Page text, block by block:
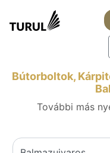
Bútorboltok,
További más